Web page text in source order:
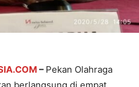
– Pekan Olahraga